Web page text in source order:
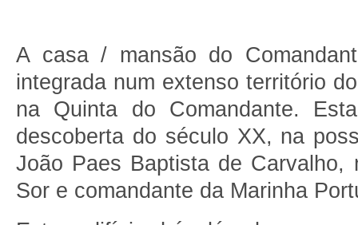
A casa / mansão do
integrada num extenso território
na Quinta do Comandante.
descoberta do século XX, na
João Paes Baptista de Carvalho,
Sor e comandante da Marinha